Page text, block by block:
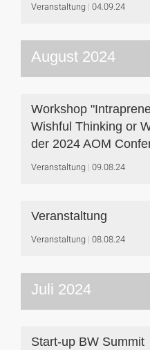
Veranstaltung 04.09.24
August 2024
Workshop
Wishful Thinking or
der 2024 AOM
Veranstaltung 09.08.24
Veranstaltung
Veranstaltung 08.08.24
Juli 2024
Start-up BW Summit